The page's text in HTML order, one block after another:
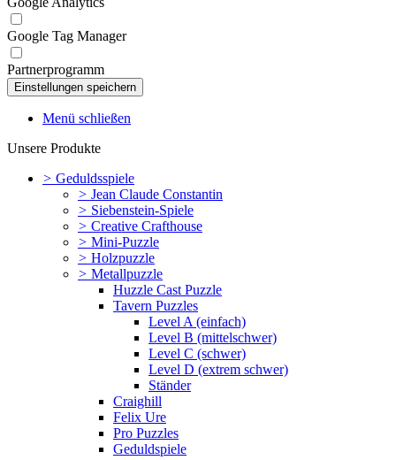
Google Tag Manager
Partnerprogramm
Menü schließen
Unsere Produkte
> Geduldsspiele
> Jean Claude Constantin
> Siebenstein-Spiele
> Creative Crafthouse
> Mini-Puzzle
> Holzpuzzle
> Metallpuzzle
Huzzle Cast Puzzle
Tavern Puzzles
Level A (einfach)
Level B (mittelschwer)
Level C (schwer)
Level D (extrem schwer)
Ständer
Craighill
Felix Ure
Pro Puzzles
Geduldspiele